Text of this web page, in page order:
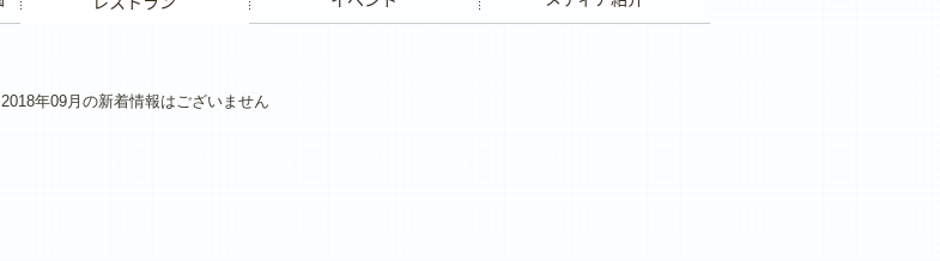
2018年09月の新着情報はございません